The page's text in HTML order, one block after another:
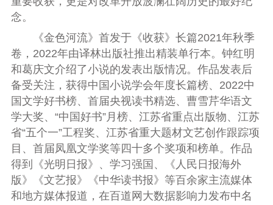
念。
《金色河流》首发于《收获》长篇2021年秋季
卷，2022年由译林出版社推出精装单行本。钟红明
和葛庆文介绍了小说的发表出版情况。作品发表后
备受关注，获得中国小说学会年度长篇榜、2022中
国文学好书榜、首届央视读书精选、曹雪芹华语文
学大奖、“中国好书”月榜、江苏省重点出版物、江苏
省“五个一”工程奖、江苏省重大题材文艺创作跟踪项
目、首届凤凰文学奖等四十多个奖项和榜单。作品
得到《光明日报》、学习强国、《人民日报海外
版》《文艺报》《中华读书报》等百余家主流媒体
和地方媒体报道，在百道网大数据影响力发布中名